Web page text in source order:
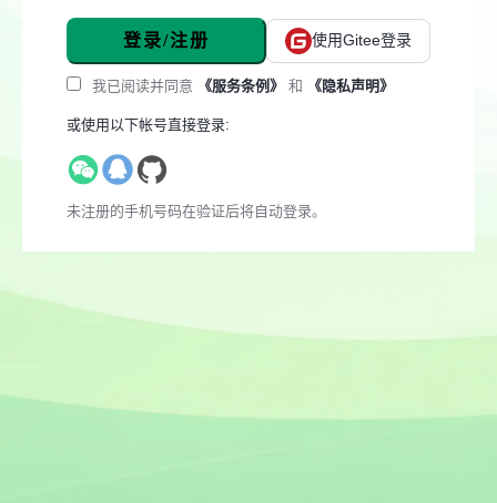
登录/注册 使用Gitee登录
我已阅读并同意 《服务条例》 和 《隐私声明》
或使用以下帐号直接登录:
未注册的手机号码在验证后将自动登录。